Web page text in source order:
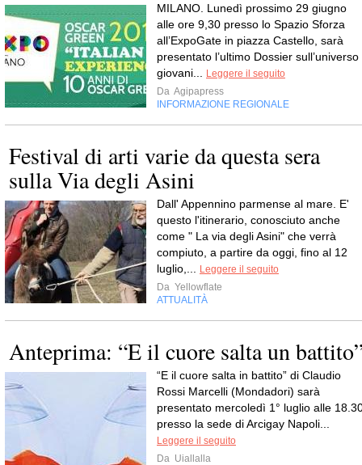
MILANO. Lunedì prossimo 29 giugno
alle ore 9,30 presso lo Spazio Sforza
all’ExpoGate in piazza Castello, sarà
presentato l’ultimo Dossier sull’universo
giovani...
Leggere il seguito
Da Agipapress
INFORMAZIONE REGIONALE
Festival di arti varie da questa sera
sulla Via degli Asini
Dall' Appennino parmense al mare. E'
questo l'itinerario, conosciuto anche
come " La via degli Asini" che verrà
compiuto, a partire da oggi, fino al 12
luglio,...
Leggere il seguito
Da Yellowflate
ATTUALITÀ
Anteprima: “E il cuore salta un
“E il cuore salta in battito” di Claudio
Rossi Marcelli (Mondadori) sarà
presentato mercoledì 1° luglio alle
presso la sede di Arcigay Napoli...
Leggere il seguito
Da Uiallalla